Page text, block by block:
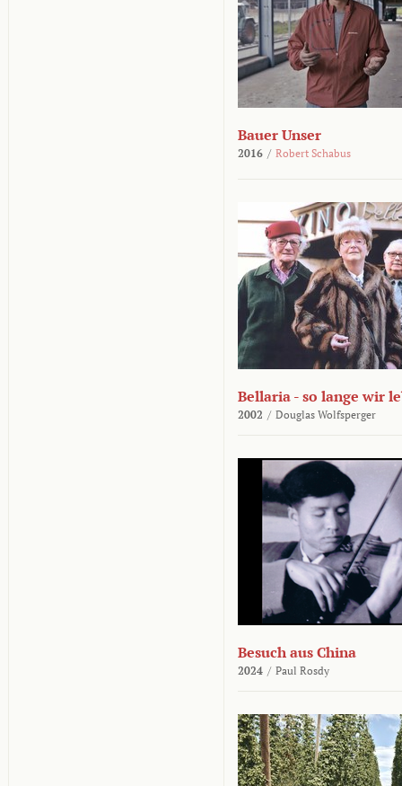
Bauer Unser
2016 / Robert Schabus
Bellaria - so lange wir
2002 / Douglas Wolfsperger
Besuch aus China
2024 / Paul Rosdy